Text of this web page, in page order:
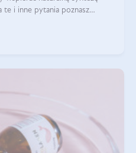
te i inne pytania poznasz